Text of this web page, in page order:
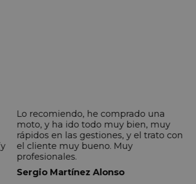
Lo recomiendo, he comprado una
moto, y ha ido todo muy bien, muy
rápidos en las gestiones, y el trato con
el cliente muy bueno. Muy
profesionales.
Sergio Martínez Alonso